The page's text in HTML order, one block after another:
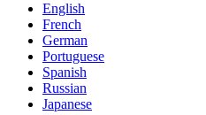
English
French
German
Portuguese
Spanish
Russian
Japanese